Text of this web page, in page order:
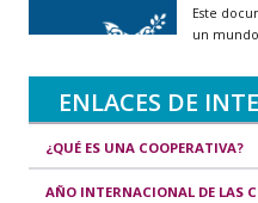
Este
un
ENLACES DE
¿QUÉ ES UNA COOPERATIVA?
AÑO INTERNACIONAL DE LAS